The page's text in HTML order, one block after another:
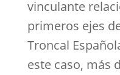
vinculante
primeros ejes
Troncal
este caso, más